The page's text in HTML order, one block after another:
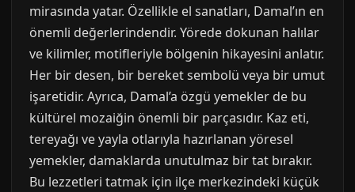
mirasında yatar. Özellikle el sanatları, Damal’ın en
önemli değerlerindendir. Yörede dokunan halılar
ve kilimler, motifleriyle bölgenin hikayesini anlatır.
Her bir desen, bir bereket sembolü veya bir umut
işaretidir. Ayrıca, Damal’a özgü yemekler de bu
kültürel mozaiğin önemli bir parçasıdır. Kaz eti,
tereyağı ve yayla otlarıyla hazırlanan yöresel
yemekler, damaklarda unutulmaz bir tat bırakır.
Bu lezzetleri tatmak için ilçe merkezindeki küçük